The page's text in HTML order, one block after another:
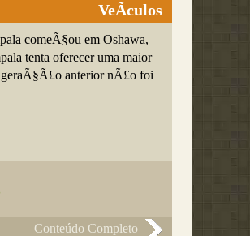
VeÃ­culos
comeÃ§ou em Oshawa,
tenta oferecer uma maior
geraÃ§Ã£o anterior nÃ£o foi
Conteúdo Completo